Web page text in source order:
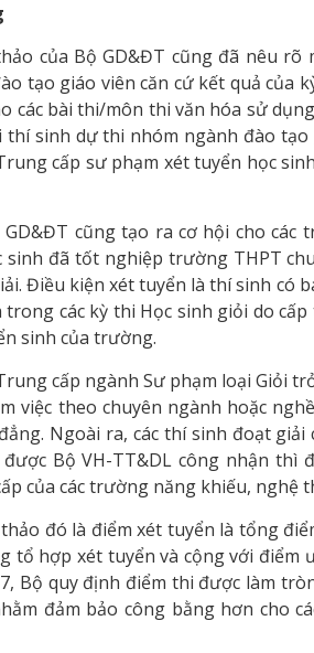
của Bộ GD&ĐT cũng đã nêu
tạo giáo viên căn cứ kết quả của
các bài thi/môn thi văn hóa sử
sinh dự thi nhóm ngành đào
cấp sư phạm xét tuyển học
cũng tạo ra cơ hội cho
đã tốt nghiệp trường THPT
Điều kiện xét tuyển là thí sinh có
các kỳ thi Học sinh giỏi do
sinh của trường.
cấp ngành Sư phạm loại Giỏi
việc theo chuyên ngành hoặc
Ngoài ra, các thí sinh đoạt
Bộ VH-TT&DL công nhận thì
của các trường năng khiếu, nghệ
đó là điểm xét tuyển là tổng
tổ hợp xét tuyển và cộng với
Bộ quy định điểm thi được làm
đảm bảo công bằng hơn cho